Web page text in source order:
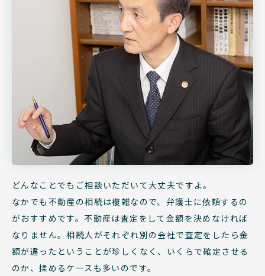
どんなことでもご相談いただいて大丈夫ですよ。
なかでも不動産の相続は複雑なので、弁護士に依頼するの
がおすすめです。不動産は査定をして金額を決めなければ
なりません。相続人がそれぞれ別の会社で査定をしたら金
額が違ったということが珍しくなく、いくらで確定させる
のか、揉めるケースも多いのです。